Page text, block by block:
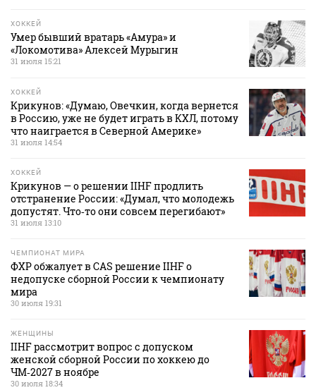
ХОККЕЙ
Умер бывший вратарь «Амура» и
«Локомотива» Алексей Мурыгин
31 июля 15:21
ХОККЕЙ
Крикунов: «Думаю, Овечкин, когда вернется
в Россию, уже не будет играть в КХЛ, потому
что наиграется в Северной Америке»
31 июля 14:54
ХОККЕЙ
Крикунов — о решении IIHF продлить
отстранение России: «Думал, что молодежь
допустят. Что‑то они совсем перегибают»
31 июля 13:10
ЧЕМПИОНАТ МИРА
ФХР обжалует в CAS решение IIHF о
недопуске сборной России к чемпионату
мира
30 июля 19:31
ЖЕНЩИНЫ
IIHF рассмотрит вопрос с допуском
женской сборной России по хоккею до
ЧМ‑2027 в ноябре
30 июля 18:34